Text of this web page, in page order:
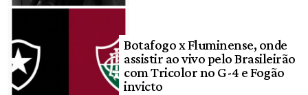
Botafogo x Fluminense, onde
assistir ao vivo pelo Brasileirão
com Tricolor no G-4 e Fogão
invicto